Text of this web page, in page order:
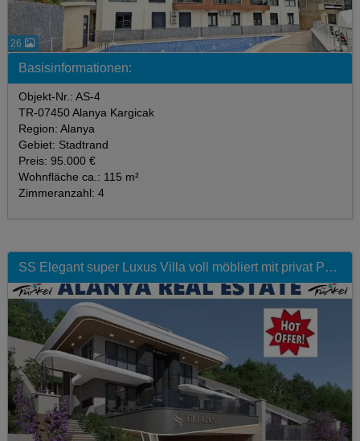
26
Basisinformationen:
Objekt-Nr.: AS-4
TR-07450 Alanya Kargicak
Region: Alanya
Gebiet: Stadtrand
Preis: 95.000 €
Wohnfläche ca.: 115 m²
Zimmeranzahl: 4
SS Elegant super Luxus Villa voll möbliert mit privat Pool in Top Lage